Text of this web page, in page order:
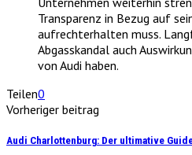
Transparenz in Bezug auf
aufrechterhalten muss.
Abgasskandal auch
von Audi haben.
Teilen0
Vorheriger beitrag
Audi Charlottenburg: Der ultimative